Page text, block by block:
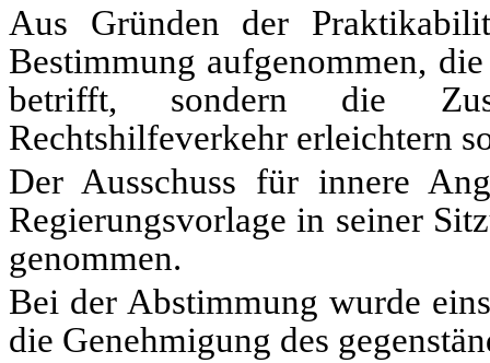
Aus Gründen der
Bestimmung aufgenommen,
betrifft, sondern die
Rechtshilfeverkehr erleichtern
Der Ausschuss für innere
Regierungsvorlage in seiner
genommen.
Bei der Abstimmung wurde
die Genehmigung des